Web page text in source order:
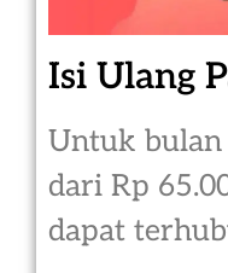
Isi Ulang
Untuk
dari Rp
dapat